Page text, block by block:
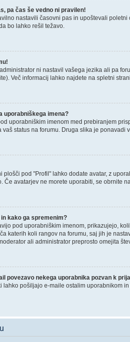
pa čas še vedno ni pravilen!
nastavili časovni pas in upoštevali
bo lahko rešil težavo.
ni nastavil vašega jezika ali pa
Več informacij lahko najdete na spletni
uporabniškega imena?
uporabniškim imenom med prebiranjem
status na forumu. Druga slika je
plošči pod "Profil" lahko dodate avatar, z
Če avatarjev ne morete uporabiti, se obrnite
kako ga spremenim?
pod uporabniškim imenom, prikazujejo,
katerih koli rangov na forumu, saj jih je
ali administrator preprosto omejita
povezavo nekega uporabnika pozvan k
lahko pošiljajo e-maile ostalim uporabnikom